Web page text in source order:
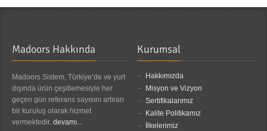
Madoors Hakkında
Madoors Sistem, Türkiye’de ve yurt
dışında ürün çeşitlemesiyle her
geçen gün referans sayısını artıran
bir kuruluş olarak hizmet
vermektedir. devamı...
Kurumsal
Hakkımızda
Misyon ve Vizyon
Sertifikalarımız
Kalite Politikamız
İlkelerimiz